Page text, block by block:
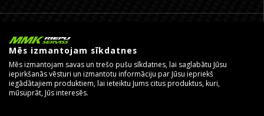
MMK 800m no IKEA
Riepas un Diski
Montāža
200 67 005
mmkserviss@gmail.com
Mēs izmantojam sīkdatnes
Mēs izmantojam savas un trešo pušu sīkdatnes, lai saglabātu Jūsu
iepirkšanās vēsturi un izmantotu informāciju par Jūsu iepriekš
iegādātajiem produktiem, lai ieteiktu Jums citus produktus, kuri,
mūsuprāt, Jūs interesēs.